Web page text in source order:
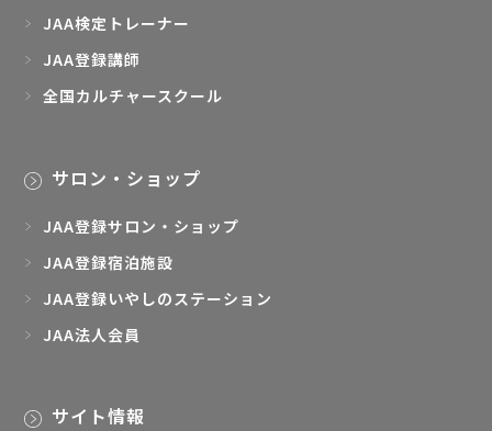
JAA検定トレーナー
JAA登録講師
全国カルチャースクール
サロン・ショップ
JAA登録サロン・ショップ
JAA登録宿泊施設
JAA登録いやしのステーション
JAA法人会員
サイト情報